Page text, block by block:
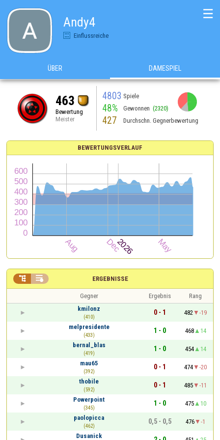
Andy4
Einflussreiche
☰
ÜBER DAMESPIEL
463
Bewertung
Meister
4803 Spiele
48% Gewonnen (2320)
427 Durchschn. Gegnerbewertung
BEWERTUNGSVERLAUF
ERGEBNISSE
 
Gegner Ergebnis
Rang
kmilonz
(410)
0 - 1 482
-19
melpresidente
(433)
1 - 0 468
14
bernal_blas
(419)
1 - 0 454
14
mau65
(392)
0 - 1 474
-20
thobile
(592)
0 - 1 485
-11
Powerpoint
(345)
1 - 0 475
10
paolopicca
(462)
0,5 - 0,5 476
-1
Dusanick